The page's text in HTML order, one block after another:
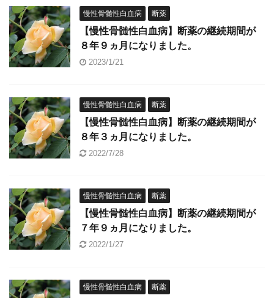
慢性骨髄性白血病 断薬
【慢性骨髄性白血病】断薬の継続期間が
８年９ヵ月になりました。
2023/1/21
慢性骨髄性白血病 断薬
【慢性骨髄性白血病】断薬の継続期間が
８年３ヵ月になりました。
2022/7/28
慢性骨髄性白血病 断薬
【慢性骨髄性白血病】断薬の継続期間が
７年９ヵ月になりました。
2022/1/27
慢性骨髄性白血病 断薬